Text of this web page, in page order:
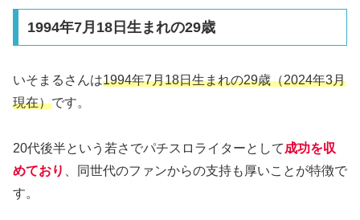
1994年7月18日生まれの29歳
いそまるさんは1994年7月18日生まれの29歳（2024年3月
現在）です。
20代後半という若さでパチスロライターとして成功を収
めており
、同世代のファンからの支持も厚いことが特徴で
す。